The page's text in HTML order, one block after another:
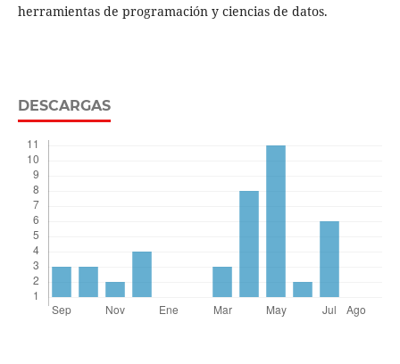
herramientas de programación y ciencias de datos.
DESCARGAS